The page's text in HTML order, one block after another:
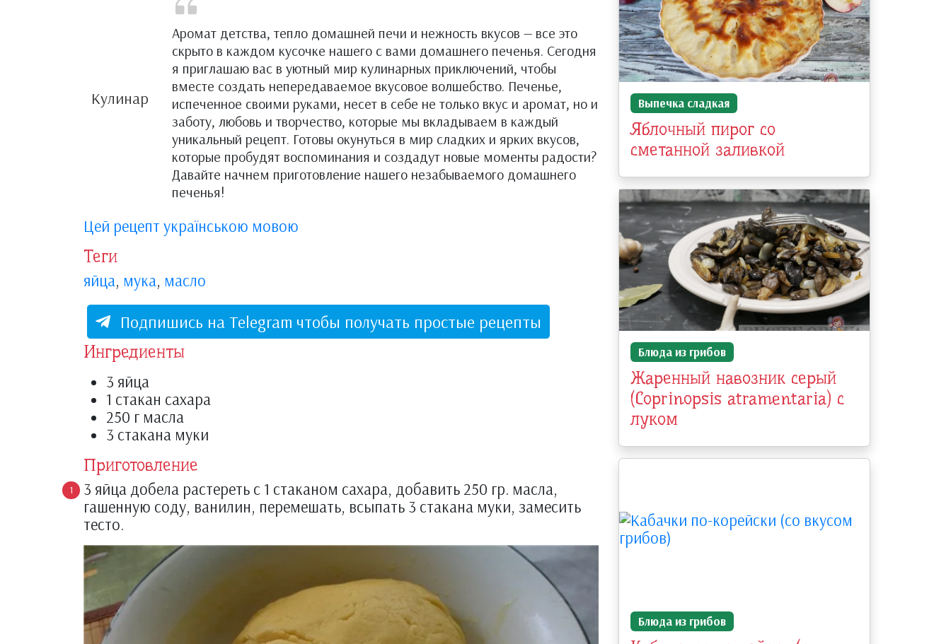
Кулинар
Аромат детства, тепло домашней печи и нежность вкусов — все это
скрыто в каждом кусочке нашего с вами домашнего печенья. Сегодня
я приглашаю вас в уютный мир кулинарных приключений, чтобы
вместе создать непередаваемое вкусовое волшебство. Печенье,
испеченное своими руками, несет в себе не только вкус и аромат, но и
заботу, любовь и творчество, которые мы вкладываем в каждый
уникальный рецепт. Готовы окунуться в мир сладких и ярких вкусов,
которые пробудят воспоминания и создадут новые моменты радости?
Давайте начнем приготовление нашего незабываемого домашнего
печенья!
Цей рецепт українською мовою
Теги
яйца, мука, масло
Подпишись на Telegram чтобы получать простые рецепты
Ингредиенты
3 яйца
1 стакан сахара
250 г масла
3 стакана муки
Приготовление
3 яйца добела растереть с 1 стаканом сахара, добавить 250 гр. масла,
гашенную соду, ванилин, перемешать, всыпать 3 стакана муки, замесить
тесто.
Выпечка сладкая
Яблочный пирог со
сметанной заливкой
Блюда из грибов
Жаренный навозник серый
(Coprinopsis atramentaria) с
луком
Блюда из грибов